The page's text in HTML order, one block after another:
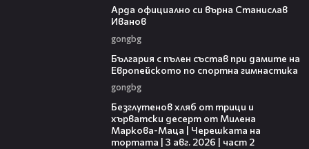
Арда официално си върна Станислав
Иванов
gongbg
България с пълен състав при дамите на
Европейското по спортна гимнастика
gongbg
Безглутенов хляб от трици и
хърватски десерт от Милена
Маркова-Маца | Черешката на
тортата | 3 авг. 2026 | част 2